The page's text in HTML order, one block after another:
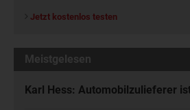
Jetzt kostenlos testen
Meistgelesen
Karl Hess: Automobilzulieferer